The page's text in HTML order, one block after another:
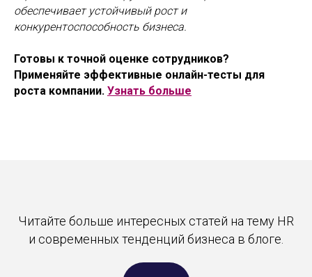
обеспечивает устойчивый рост и
конкурентоспособность бизнеса.
Готовы к точной оценке сотрудников?
Применяйте эффективные онлайн-тесты для
роста компании. Узнать больше
Читайте больше интересных статей на тему HR
и современных тенденций бизнеса в блоге.